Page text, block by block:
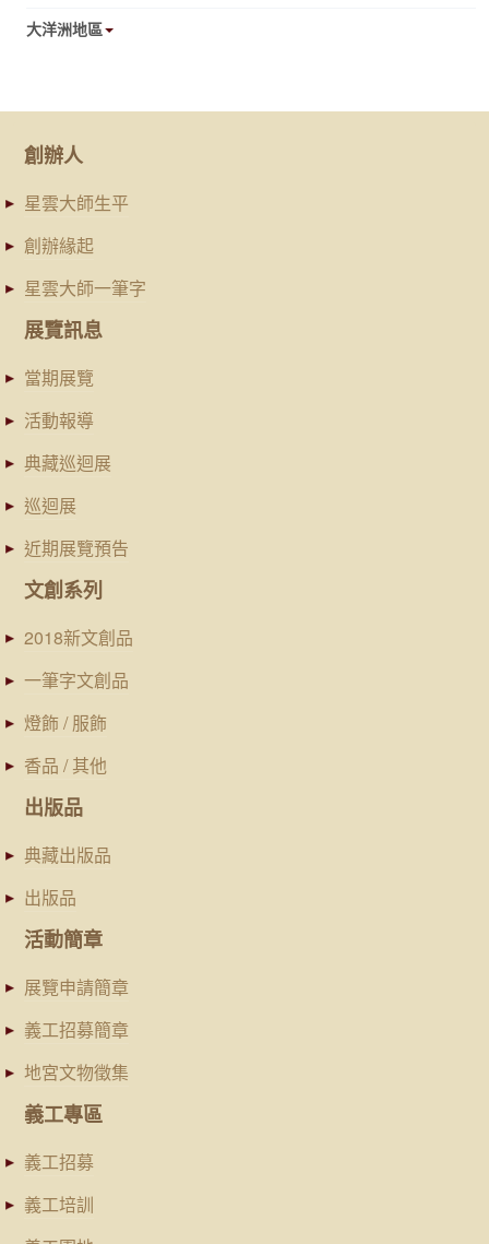
大洋洲地區
創辦人
星雲大師生平
創辦緣起
星雲大師一筆字
展覽訊息
當期展覽
活動報導
典藏巡迴展
巡迴展
近期展覽預告
文創系列
2018新文創品
一筆字文創品
燈飾 / 服飾
香品 / 其他
出版品
典藏出版品
出版品
活動簡章
展覽申請簡章
義工招募簡章
地宮文物徵集
義工專區
義工招募
義工培訓